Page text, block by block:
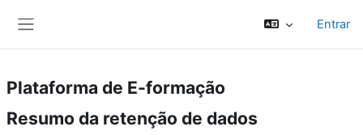
Entrar
Plataforma de E-formação
Resumo da retenção de dados